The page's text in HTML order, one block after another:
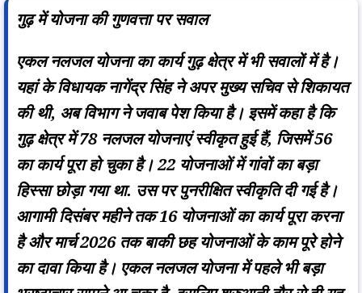
गुढ़ में योजना की गुणवत्ता पर सवाल
एकल नलजल योजना का कार्य गुढ़ क्षेत्र में भी सवालों में है।
यहां के विधायक नागेंद्र सिंह ने अपर मुख्य सचिव से शिकायत
की थी, अब विभाग ने जवाब पेश किया है। इसमें कहा है कि
गुढ़ क्षेत्र में 78 नलजल योजनाएं स्वीकृत हुई हैं, जिसमें 56
का कार्य पूरा हो चुका है। 22 योजनाओं में गांवों का बड़ा
हिस्सा छोड़ा गया था. उस पर पुनरीक्षित स्वीकृति दी गई है।
आगामी दिसंबर महीने तक 16 योजनाओं का कार्य पूरा करना
है और मार्च 2026 तक बाकी छह योजनाओं के काम पूरे होने
का दावा किया है। एकल नलजल योजना में पहले भी बड़ा